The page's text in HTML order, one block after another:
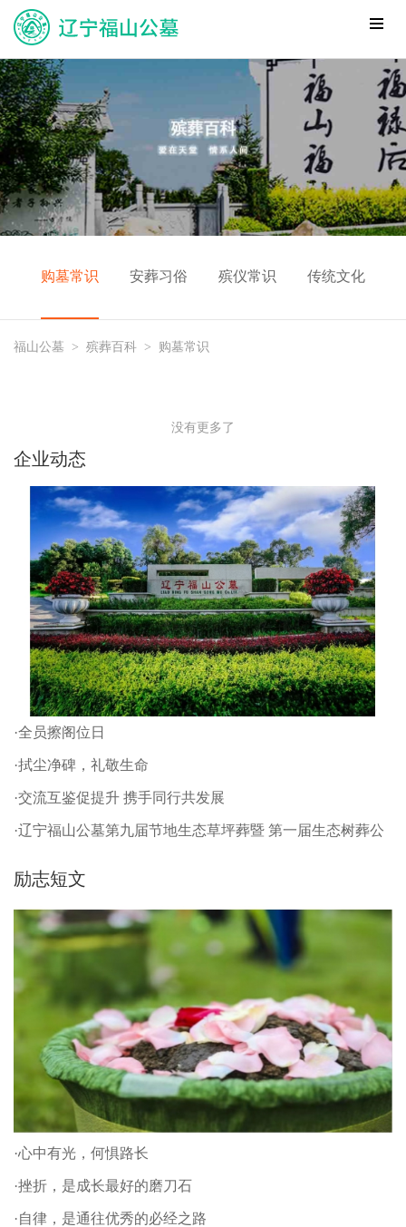
购墓常识 安葬习俗 殡仪常识 传统文化
福山公墓 > 殡葬百科 > 购墓常识
没有更多了
企业动态
·全员擦阁位日
·拭尘净碑，礼敬生命
·交流互鉴促提升 携手同行共发展
·辽宁福山公墓第九届节地生态草坪葬暨 第一届生态树葬公
励志短文
·心中有光，何惧路长
·挫折，是成长最好的磨刀石
·自律，是通往优秀的必经之路